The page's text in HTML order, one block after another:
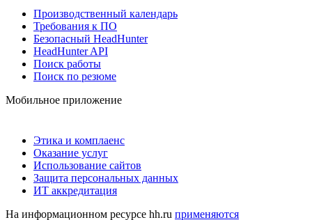
Производственный календарь
Требования к ПО
Безопасный HeadHunter
HeadHunter API
Поиск работы
Поиск по резюме
Мобильное приложение
Этика и комплаенс
Оказание услуг
Использование сайтов
Защита персональных данных
ИТ аккредитация
На информационном ресурсе hh.ru применяются